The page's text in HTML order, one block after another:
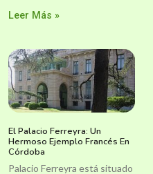
Leer Más »
El Palacio Ferreyra: Un
Hermoso Ejemplo Francés En
Córdoba
Palacio Ferreyra está situado